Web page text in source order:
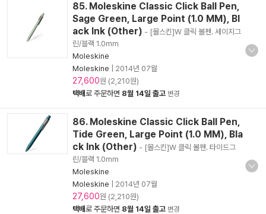
85. Moleskine Classic Click Ball Pen,
Sage Green, Large Point (1.0 MM), Bl
ack Ink (Other) - [몰스킨]W 클릭 볼펜. 세이지그
린/블랙 1.0mm
Moleskine
Moleskine
2014년 07월
27,600원 (2,210원)
택배로 주문하면 8월 14일 출고 변경
86. Moleskine Classic Click Ball Pen,
Tide Green, Large Point (1.0 MM), Bla
ck Ink (Other) - [몰스킨]W 클릭 볼펜. 타이드그
린/블랙 1.0mm
Moleskine
Moleskine
2014년 07월
27,600원 (2,210원)
택배로 주문하면 8월 14일 출고 변경